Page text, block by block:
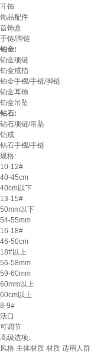
耳饰
饰品配件
首饰盒
手链/脚链
铂金:
铂金项链
铂金戒指
铂金手镯/手链/脚链
铂金耳饰
铂金吊坠
钻石:
钻石项链/吊坠
钻戒
钻石手镯/手链
规格:
10-12#
40-45cm
40cm以下
13-15#
50mm以下
54-55mm
16-18#
46-50cm
18#以上
56-58mm
59-60mm
60mm以上
60cm以上
8-9#
活口
可调节
高级选项:
风格 主体材质 材质 适用人群